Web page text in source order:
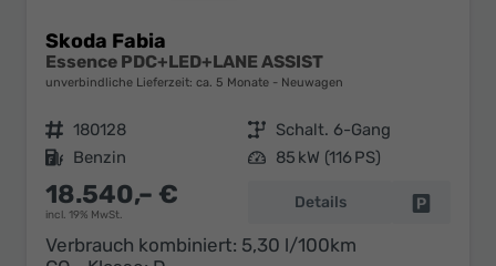
Skoda Fabia
Essence PDC+LED+LANE ASSIST
unverbindliche Lieferzeit: ca. 5 Monate Neuwagen
Fahrzeugnr. 180128 Getriebe Schalt. 6-Gang
Kraftstoff Benzin Leistung 85 kW (116 PS)
18.540,– €
incl. 19% MwSt.
Details
Verbrauch kombiniert: 5,30 l/100km